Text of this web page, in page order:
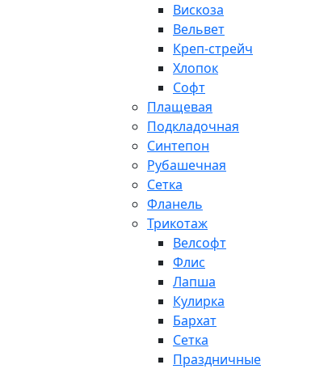
Вискоза
Вельвет
Креп-стрейч
Хлопок
Софт
Плащевая
Подкладочная
Синтепон
Рубашечная
Сетка
Фланель
Трикотаж
Велсофт
Флис
Лапша
Кулирка
Бархат
Сетка
Праздничные